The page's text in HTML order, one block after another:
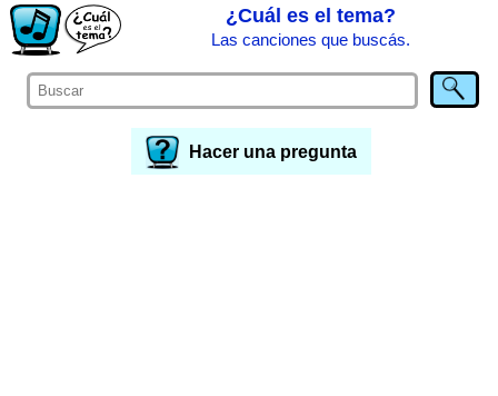
¿Cuál es el tema?
Las canciones que buscás.
Hacer una pregunta